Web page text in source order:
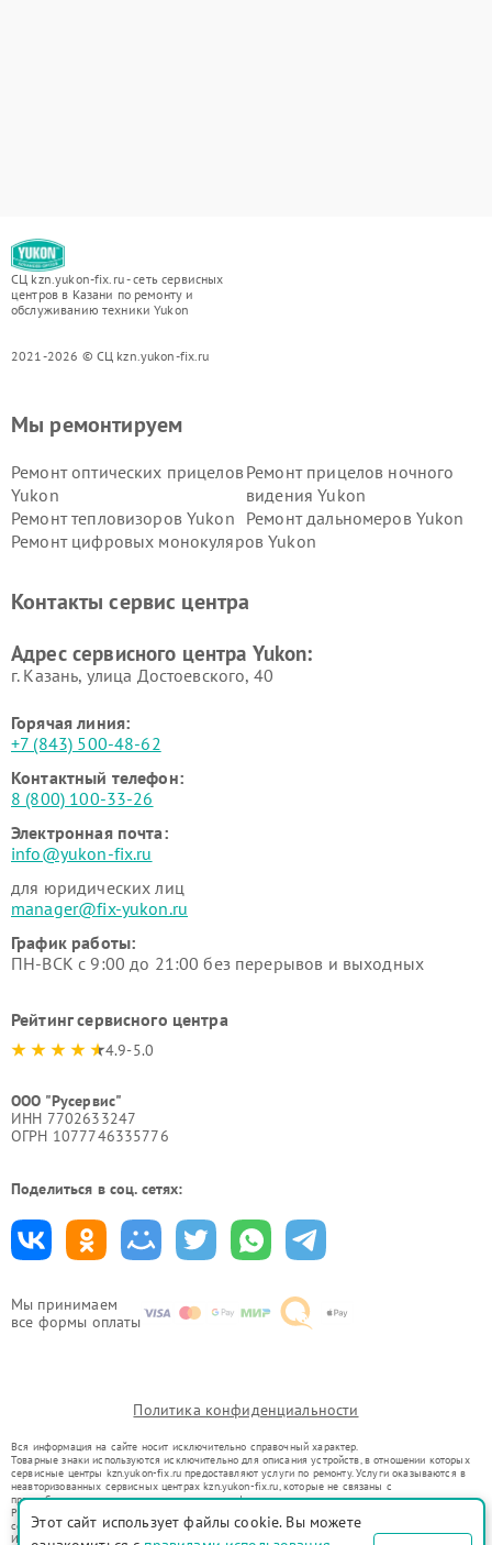
СЦ kzn.yukon-fix.ru - сеть сервисных
центров в Казани по ремонту и
обслуживанию техники Yukon
2021-2026 © СЦ kzn.yukon-fix.ru
Мы принимаем
все формы оплаты
Мы ремонтируем
Ремонт оптических прицелов
Yukon
Ремонт прицелов ночного
видения Yukon
Ремонт тепловизоров Yukon Ремонт дальномеров Yukon
Ремонт цифровых монокуляров Yukon
Контакты сервис центра
Адрес сервисного центра Yukon:
г. Казань, улица Достоевского, 40
Горячая линия:
+7 (843) 500-48-62
Контактный телефон:
8 (800) 100-33-26
Электронная почта:
info@yukon-fix.ru
для юридических лиц
manager@fix-yukon.ru
График работы:
ПН-ВСК с 9:00 до 21:00 без перерывов и выходных
Рейтинг сервисного центра
4.9-5.0
ООО "Русервис"
ИНН 7702633247
ОГРН 1077746335776
Поделиться в соц. сетях:
Политика конфиденциальности
Вся информация на сайте носит исключительно справочный характер.
Товарные знаки используются исключительно для описания устройств, в отношении которых
сервисные центры kzn.yukon-fix.ru предоставляют услуги по ремонту. Услуги оказываются в
неавторизованных сервисных центрах kzn.yukon-fix.ru, которые не связаны с
правообладателями товарных знаков или их официальными представителями.
Ремонт осуществляется для устройств, уже введенных в гражданский оборот в соответствии
со статьей 1487 ГК РФ.
Использование товарных знаков не преследует цели индивидуализации услуг или введения
Этот сайт использует файлы cookie. Вы можете